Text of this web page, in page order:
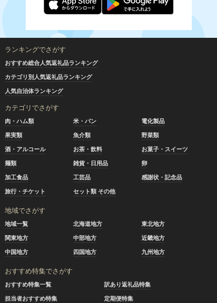
ランキングでさがす
おすすめ総合人気返礼品ランキング
カテゴリ別人気返礼品ランキング
人気自治体ランキング
カテゴリでさがす
肉・ハム類 米・パン
電化製品
果実類
魚介類
野菜類
酒・アルコール
お茶・飲料
お菓子・スイーツ
麺類
雑貨・日用品
卵
加工食品
工芸品
感謝状・記念品
旅行・チケット
セット類 その他
地域でさがす
地域一覧 北海道地方
東北地方
関東地方
中部地方
近畿地方
中国地方
四国地方 九州地方
おすすめ特集でさがす
おすすめ特集一覧
訳あり返礼品特集
担当者おすすめ特集
定期便特集